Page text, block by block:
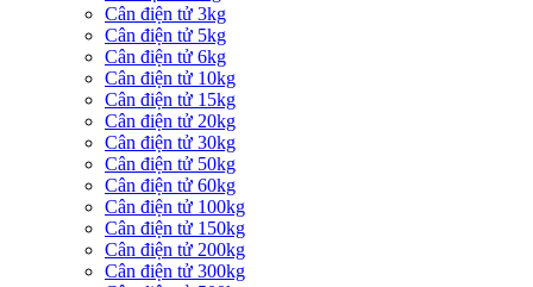
Cân điện tử 3kg
Cân điện tử 5kg
Cân điện tử 6kg
Cân điện tử 10kg
Cân điện tử 15kg
Cân điện tử 20kg
Cân điện tử 30kg
Cân điện tử 50kg
Cân điện tử 60kg
Cân điện tử 100kg
Cân điện tử 150kg
Cân điện tử 200kg
Cân điện tử 300kg